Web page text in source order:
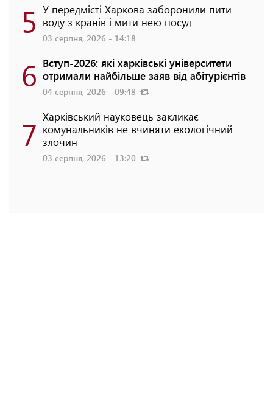
5 У передмісті Харкова заборонили пити
воду з кранів і мити нею посуд
03 серпня, 2026 - 14:18
6 Вступ-2026: які харківські університети
отримали найбільше заяв від абітурієнтів
04 серпня, 2026 - 09:48
7 Харківський науковець закликає
комунальників не вчиняти екологічний
злочин
03 серпня, 2026 - 13:20